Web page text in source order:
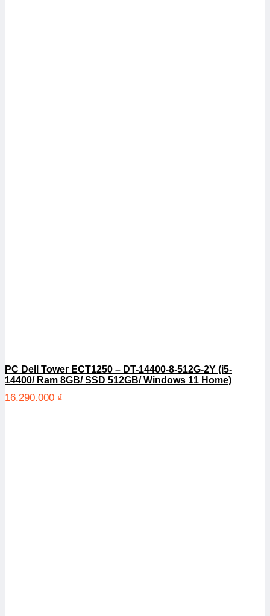
PC Dell Tower ECT1250 – DT-14400-8-512G-2Y (i5-
14400/ Ram 8GB/ SSD 512GB/ Windows 11 Home)
16.290.000 ₫